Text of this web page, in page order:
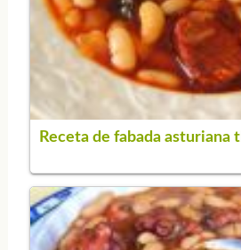
Receta de fabada asturiana